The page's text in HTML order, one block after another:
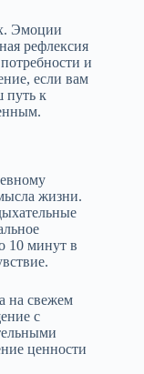
Эмоции
рефлексия
и
если вам
путь к
жизни.
10 минут в
на свежем
с
ценности